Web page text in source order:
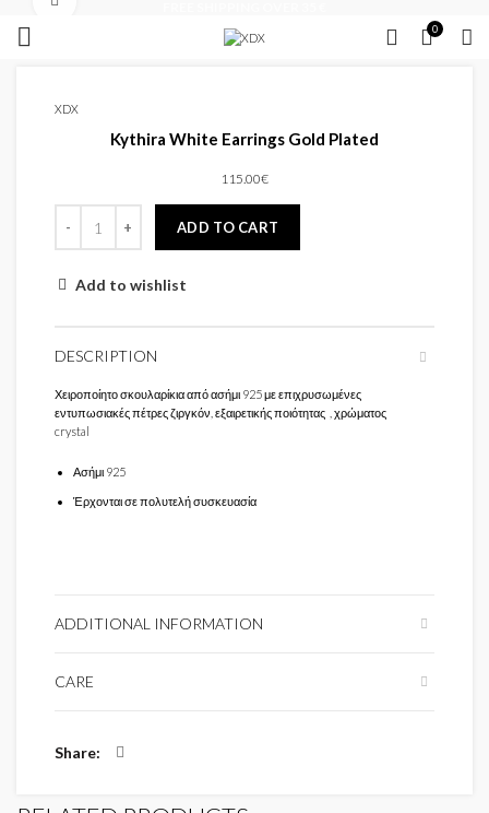
0
XDX
Kythira White Earrings Gold Plated
115.00€
ADD TO CART
Add to wishlist
DESCRIPTION
Χειροποίητο σκουλαρίκια από ασήμι 925 με επιχρυσωμένες
εντυπωσιακές πέτρες ζιργκόν, εξαιρετικής ποιότητας , χρώματος
crystal
Ασήμι 925
Έρχονται σε πολυτελή συσκευασία
ADDITIONAL INFORMATION
CARE
Share